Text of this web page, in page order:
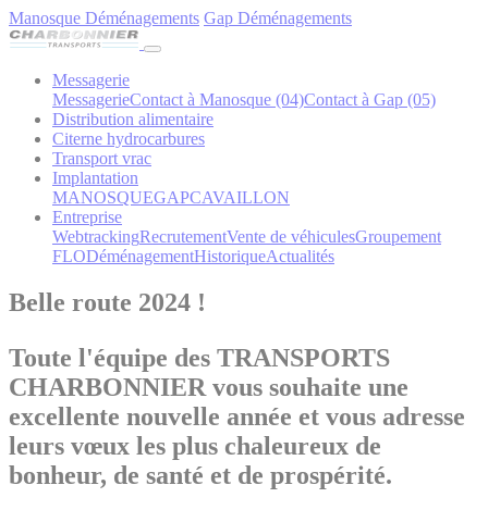
Manosque Déménagements Gap Déménagements
Messagerie
MessagerieContact à Manosque (04)Contact à Gap (05)
Distribution alimentaire
Citerne hydrocarbures
Transport vrac
Implantation
MANOSQUEGAPCAVAILLON
Entreprise
WebtrackingRecrutementVente de véhiculesGroupement
FLODéménagementHistoriqueActualités
Belle route 2024 !
Toute l'équipe des TRANSPORTS
CHARBONNIER vous souhaite une
excellente nouvelle année et vous adresse
leurs vœux les plus chaleureux de
bonheur, de santé et de prospérité.